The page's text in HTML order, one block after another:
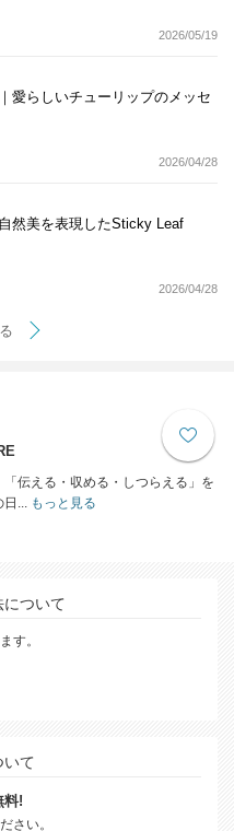
2026/05/19
愛らしいチューリップのメッセ
2026/04/28
然美を表現したSticky Leaf
2026/04/28
伝える・収める・しつらえる」を
...
もっと見る
について
す。
いて
料!
さい。